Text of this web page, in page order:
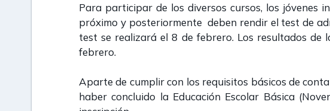
Para participar de los diversos cursos, los jóvenes
próximo y posteriormente deben rendir el test de
test se realizará el 8 de febrero. Los resultados de
febrero.
Aparte de cumplir con los requisitos básicos de
haber concluido la Educación Escolar Básica